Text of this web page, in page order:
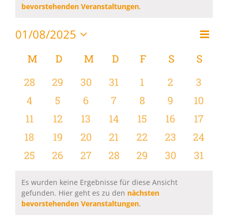
bevorstehenden Veranstaltungen.
Monat
01/08/2025
wählen.
Kalender
von
Veranstaltungen
MMONTAG
D DIENSTAG
MMITTWOCH
D DONNERSTAG
F FREITAG
S SAMSTAG
S
0
Veranstaltungen
28
0
Veranstaltungen
29
0
Veranstaltungen
30
0
Veranstaltungen
31
0
Veranstaltungen
1
0
2
0
3
0
Veranstaltungen
4
0
Veranstaltungen
5
0
Veranstaltungen
6
0
Veranstaltungen
7
0
Veranstaltungen
8
0
9
0
10
0
Veranstaltungen
11
0
Veranstaltungen
12
0
Veranstaltungen
13
0
Veranstaltungen
14
0
Veranstaltungen
15
0
16
0
17
0
Veranstaltungen
18
0
Veranstaltungen
19
0
Veranstaltungen
20
0
Veranstaltungen
21
0
Veranstaltungen
22
0
23
0
24
0
25
0
26
0
27
0
28
0
29
0
30
0
31
Hinweis
Es wurden keine Ergebnisse für diese Ansicht
gefunden. Hier geht es zu den nächsten
bevorstehenden Veranstaltungen.